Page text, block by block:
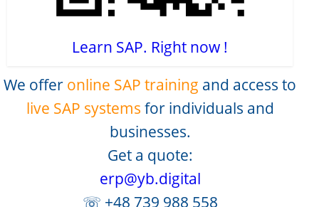
Learn SAP. Right now !
We offer online SAP training and access to
live SAP systems for individuals and
businesses.
Get a quote:
erp@yb.digital
☏ +48 739 988 558